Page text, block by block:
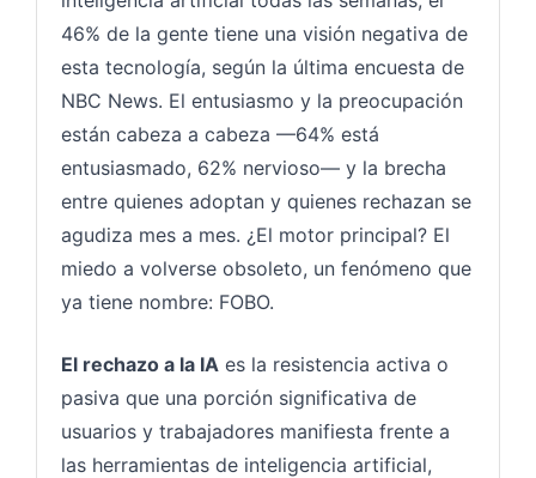
46% de la gente tiene una visión negativa de
esta tecnología, según la última encuesta de
NBC News. El entusiasmo y la preocupación
están cabeza a cabeza —64% está
entusiasmado, 62% nervioso— y la brecha
entre quienes adoptan y quienes rechazan se
agudiza mes a mes. ¿El motor principal? El
miedo a volverse obsoleto, un fenómeno que
ya tiene nombre: FOBO.
El rechazo a la IA es la resistencia activa o
pasiva que una porción significativa de
usuarios y trabajadores manifiesta frente a
las herramientas de inteligencia artificial,